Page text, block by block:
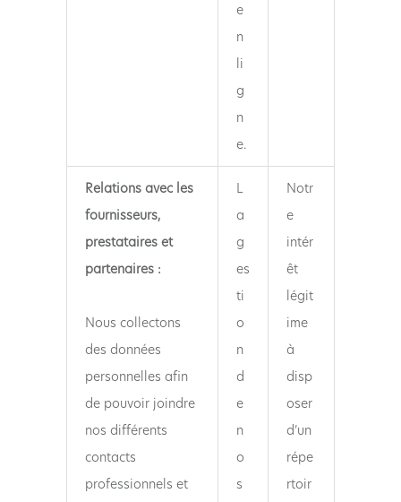
e
n
li
g
n
e.
Relations avec les
fournisseurs,
prestataires et
partenaires :
Nous collectons
des données
personnelles afin
de pouvoir joindre
nos différents
contacts
professionnels et
L
a
g
es
ti
o
n
d
e
n
o
s
Notr
e
intér
êt
légit
ime
à
disp
oser
d’un
répe
rtoir